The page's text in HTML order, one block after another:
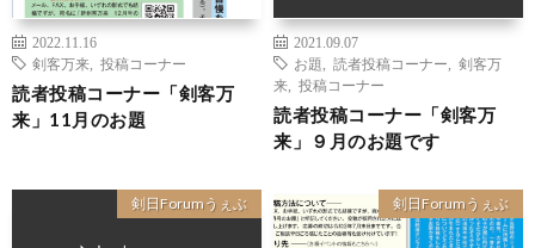
2022.11.16
剣客万来
投稿コーナー
読者投稿コーナー「剣客万
来」11月のお題
2021.09.07
お題
読者投稿コーナー
剣客万
来
投稿コーナー
読者投稿コーナー「剣客万
来」９月のお題です
剣日Forumうぇぶ 剣日Forumうぇぶ